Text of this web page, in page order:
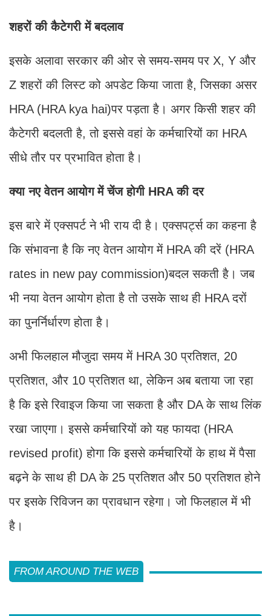
शहरों की कैटेगरी में बदलाव
इसके अलावा सरकार की ओर से समय-समय पर X, Y और
Z शहरों की लिस्ट को अपडेट किया जाता है, जिसका असर
HRA (HRA kya hai)पर पड़ता है। अगर किसी शहर की
कैटेगरी बदलती है, तो इससे वहां के कर्मचारियों का HRA
सीधे तौर पर प्रभावित होता है।
क्या नए वेतन आयोग में चेंज होगी HRA की दर
इस बारे में एक्सपर्ट ने भी राय दी है। एक्सपर्ट्स का कहना है
कि संभावना है कि नए वेतन आयोग में HRA की दरें (HRA
rates in new pay commission)बदल सकती है। जब
भी नया वेतन आयोग होता है तो उसके साथ ही HRA दरों
का पुनर्निर्धारण होता है।
अभी फिलहाल मौजुदा समय में HRA 30 प्रतिशत, 20
प्रतिशत, और 10 प्रतिशत था, लेकिन अब बताया जा रहा
है कि इसे रिवाइज किया जा सकता है और DA के साथ लिंक
रखा जाएगा। इससे कर्मचारियों को यह फायदा (HRA
revised profit) होगा कि इससे कर्मचारियों के हाथ में पैसा
बढ़ने के साथ ही DA के 25 प्रतिशत और 50 प्रतिशत होने
पर इसके रिविजन का प्रावधान रहेगा। जो फिलहाल में भी
है।
FROM AROUND THE WEB